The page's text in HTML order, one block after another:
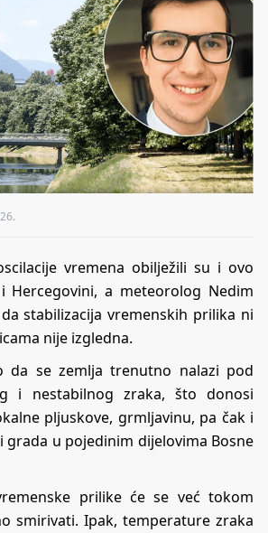
vremena obilježili su i ovo
Hercegovini, a meteorolog Nedim
stabilizacija vremenskih prilika ni
nije izgledna.
da se zemlja trenutno nalazi pod
i nestabilnog zraka, što donosi
pljuskove, grmljavinu, pa čak i
grada u pojedinim dijelovima Bosne
prilike će se već tokom
smirivati. Ipak, temperature zraka